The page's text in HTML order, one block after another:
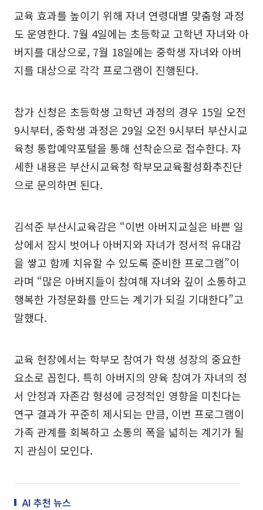
교육 효과를 높이기 위해 자녀 연령대별 맞춤형 과정
도 운영한다. 7월 4일에는 초등학교 고학년 자녀와 아
버지를 대상으로, 7월 18일에는 중학생 자녀와 아버
지를 대상으로 각각 프로그램이 진행된다.
참가 신청은 초등학생 고학년 과정의 경우 15일 오전
9시부터, 중학생 과정은 29일 오전 9시부터 부산시교
육청 통합예약포털을 통해 선착순으로 접수한다. 자
세한 내용은 부산시교육청 학부모교육활성화추진단
으로 문의하면 된다.
김석준 부산시교육감은 “이번 아버지교실은 바쁜 일
상에서 잠시 벗어나 아버지와 자녀가 정서적 유대감
을 쌓고 함께 치유할 수 있도록 준비한 프로그램”이
라며 “많은 아버지들이 참여해 자녀와 깊이 소통하고
행복한 가정문화를 만드는 계기가 되길 기대한다”고
말했다.
교육 현장에서는 학부모 참여가 학생 성장의 중요한
요소로 꼽힌다. 특히 아버지의 양육 참여가 자녀의 정
서 안정과 자존감 형성에 긍정적인 영향을 미친다는
연구 결과가 꾸준히 제시되는 만큼, 이번 프로그램이
가족 관계를 회복하고 소통의 폭을 넓히는 계기가 될
지 관심이 모인다.
AI 추천 뉴스